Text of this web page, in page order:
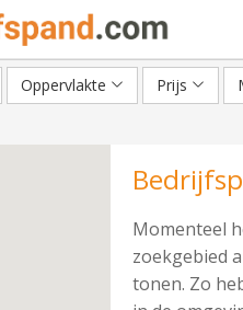
Oppervlakte Prijs
Momenteel
zoekgebied
tonen. Zo